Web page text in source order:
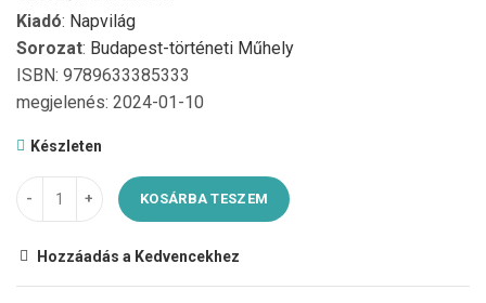
Kiadó: Napvilág
Sorozat: Budapest-történeti Műhely
ISBN: 9789633385333
megjelenés: 2024-01-10
Készleten
KOSÁRBA TESZEM
Hozzáadás a Kedvencekhez